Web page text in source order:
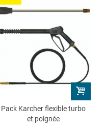
Pack Karcher flexible turbo
et poignée